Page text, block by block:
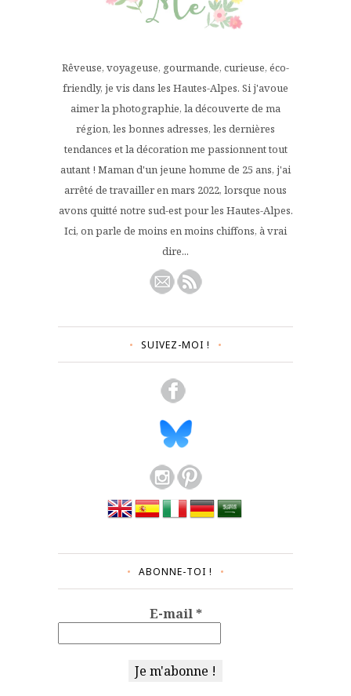
Rêveuse, voyageuse, gourmande, curieuse, éco-
friendly, je vis dans les Hautes-Alpes. Si j'avoue
aimer la photographie, la découverte de ma
région, les bonnes adresses, les dernières
tendances et la décoration me passionnent tout
autant ! Maman d'un jeune homme de 25 ans, j'ai
arrêté de travailler en mars 2022, lorsque nous
avons quitté notre sud-est pour les Hautes-Alpes.
Ici, on parle de moins en moins chiffons, à vrai
dire...
SUIVEZ-MOI !
ABONNE-TOI !
E-mail*